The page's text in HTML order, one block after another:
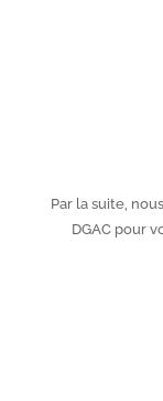
Par la suite,
DGAC pour